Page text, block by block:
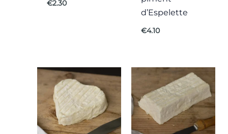
€2.30
d’Espelette
€4.10